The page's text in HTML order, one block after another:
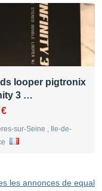
looper pigtronix
3 …
sur-Seine , Ile-de-
les annonces de equal